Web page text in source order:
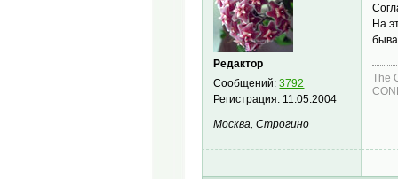
Редактор
Сообщений:3792
Регистрация: 11.05.2004
Москва, Строгино
На
The